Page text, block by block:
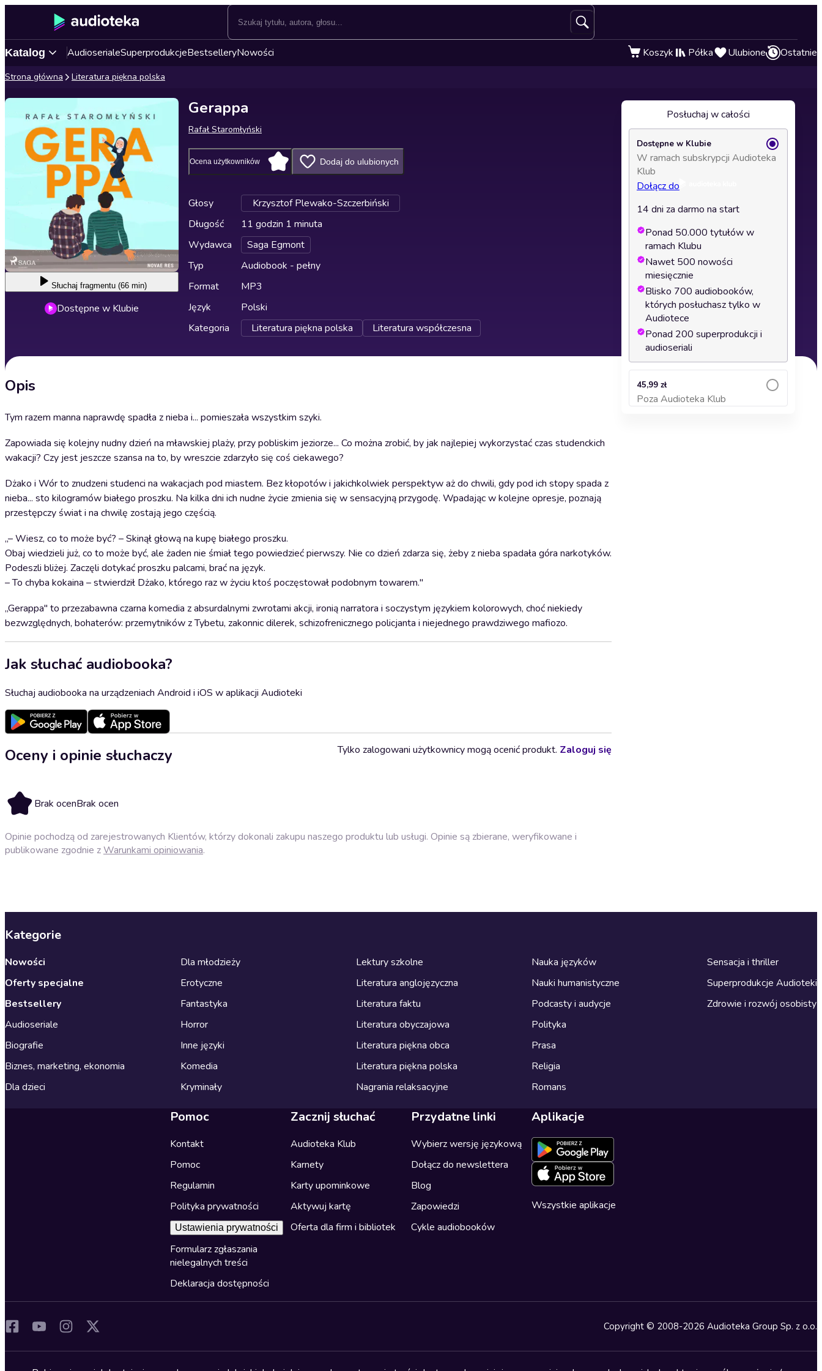
Katalog AudioserialeSuperprodukcjeBestselleryNowości Koszyk Półka Ulubione Ostatnie
Strona główna Literatura piękna polska
Słuchaj fragmentu (66 min)
Dostępne w Klubie
Gerappa
Rafał Staromłyński
Ocena użytkowników Dodaj do ulubionych
Głosy
Krzysztof Plewako-Szczerbiński
Długość
11 godzin 1 minuta
Wydawca
Saga Egmont
Typ
Audiobook - pełny
Format
MP3
Język
Polski
Kategoria
Literatura piękna polska Literatura współczesna
Opis
Tym razem manna naprawdę spadła z nieba i... pomieszała wszystkim szyki.
Zapowiada się kolejny nudny dzień na mławskiej plaży, przy pobliskim jeziorze... Co można zrobić, by jak najlepiej wykorzystać czas studenckich
wakacji? Czy jest jeszcze szansa na to, by wreszcie zdarzyło się coś ciekawego?
Dżako i Wór to znudzeni studenci na wakacjach pod miastem. Bez kłopotów i jakichkolwiek perspektyw aż do chwili, gdy pod ich stopy spada z
nieba... sto kilogramów białego proszku. Na kilka dni ich nudne życie zmienia się w sensacyjną przygodę. Wpadając w kolejne opresje, poznają
przestępczy świat i na chwilę zostają jego częścią.
„– Wiesz, co to może być? – Skinął głową na kupę białego proszku.
Obaj wiedzieli już, co to może być, ale żaden nie śmiał tego powiedzieć pierwszy. Nie co dzień zdarza się, żeby z nieba spadała góra narkotyków.
Podeszli bliżej. Zaczęli dotykać proszku palcami, brać na język.
– To chyba kokaina – stwierdził Dżako, którego raz w życiu ktoś poczęstował podobnym towarem."
„Gerappa" to przezabawna czarna komedia z absurdalnymi zwrotami akcji, ironią narratora i soczystym językiem kolorowych, choć niekiedy
bezwzględnych, bohaterów: przemytników z Tybetu, zakonnic dilerek, schizofrenicznego policjanta i niejednego prawdziwego mafiozo.
Jak słuchać audiobooka?
Słuchaj audiobooka na urządzeniach Android i iOS w aplikacji Audioteki
Oceny i opinie słuchaczy
Brak ocenBrak ocen
Tylko zalogowani użytkownicy mogą ocenić produkt. Zaloguj się
Opinie pochodzą od zarejestrowanych Klientów, którzy dokonali zakupu naszego produktu lub usługi. Opinie są zbierane, weryfikowane i
publikowane zgodnie zWarunkami opiniowania.
Posłuchaj w całości
Dostępne w Klubie
W ramach subskrypcji Audioteka
Klub
Dołącz do
14 dni za darmo na start
Ponad 50.000 tytułów w
ramach Klubu
Nawet 500 nowości
miesięcznie
Blisko 700 audiobooków,
których posłuchasz tylko w
Audiotece
Ponad 200 superprodukcji i
audioseriali
45,99 zł
Poza Audioteka Klub
Dodaj do koszyka
Kategorie
Nowości
Oferty specjalne
Bestsellery
Audioseriale
Biografie
Biznes, marketing, ekonomia
Dla dzieci
Dla młodzieży
Erotyczne
Fantastyka
Horror
Inne języki
Komedia
Kryminały
Lektury szkolne
Literatura anglojęzyczna
Literatura faktu
Literatura obyczajowa
Literatura piękna obca
Literatura piękna polska
Nagrania relaksacyjne
Nauka języków
Nauki humanistyczne
Podcasty i audycje
Polityka
Prasa
Religia
Romans
Sensacja i thriller
Superprodukcje Audioteki
Zdrowie i rozwój osobisty
Pomoc
Kontakt
Pomoc
Regulamin
Polityka prywatności
Ustawienia prywatności
Formularz zgłaszania
nielegalnych treści
Deklaracja dostępności
Zacznij słuchać
Audioteka Klub
Karnety
Karty upominkowe
Aktywuj kartę
Oferta dla firm i bibliotek
Przydatne linki
Wybierz wersję językową
Dołącz do newslettera
Blog
Zapowiedzi
Cykle audiobooków
Aplikacje
Wszystkie aplikacje
Copyright © 2008-2026 Audioteka Group Sp. z o.o.